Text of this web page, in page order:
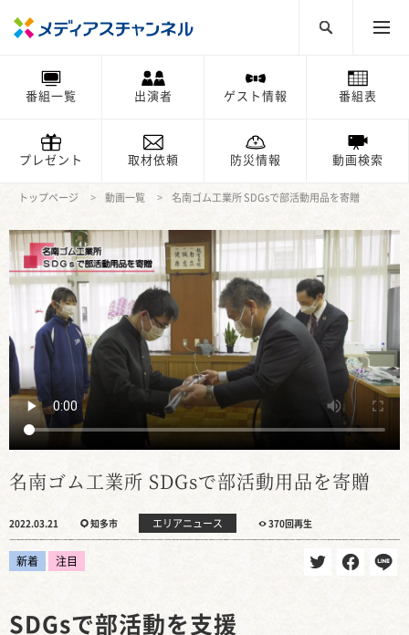
番組一覧 出演者 ゲスト情報 番組表
プレゼント 取材依頼 防災情報 動画検索
トップページ 動画一覧 名南ゴム工業所 SDGsで部活動用品を寄贈
名南ゴム工業所 SDGsで部活動用品を寄贈
2022.03.21 知多市 エリアニュース 370回再生
新着 注目
SDGsで部活動を支援